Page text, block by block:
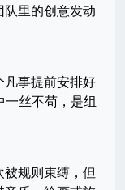
队里的创意发动
凡事提前安排好
丝不苟，是组
规则束缚，但